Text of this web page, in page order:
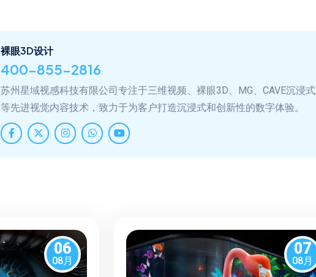
裸眼3D设计
400-855-2816
苏州星域视感科技有限公司专注于三维视频、裸眼3D、MG、CAVE沉浸式
等先进视觉内容技术，致力于为客户打造沉浸式和创新性的数字体验。
06
08月
07
08月